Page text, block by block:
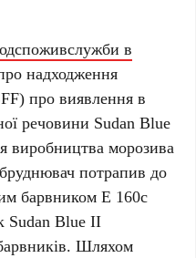
в
надходження
про виявлення в
речовини Sudan Blue
виробництва морозива
потрапив до
барвником Е 160с
Sudan Blue II
Шляхом